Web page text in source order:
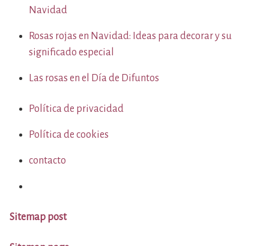
Navidad
Rosas rojas en Navidad: Ideas para decorar y su
significado especial
Las rosas en el Día de Difuntos
Política de privacidad
Política de cookies
contacto
Sitemap post